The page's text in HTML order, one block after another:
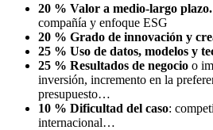
20 % Valor a medio-largo plazo.
compañía y enfoque ESG
20 % Grado de innovación y
25 % Uso de datos, modelos y
25 % Resultados de negocio o
inversión, incremento en la
presupuesto…
10 % Dificultad del caso:
internacional…